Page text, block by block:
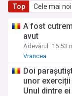
Top Cele mai noi
A fost
avut
Adevărul
16:53
Vrancea
Doi
unor
Unul dintre